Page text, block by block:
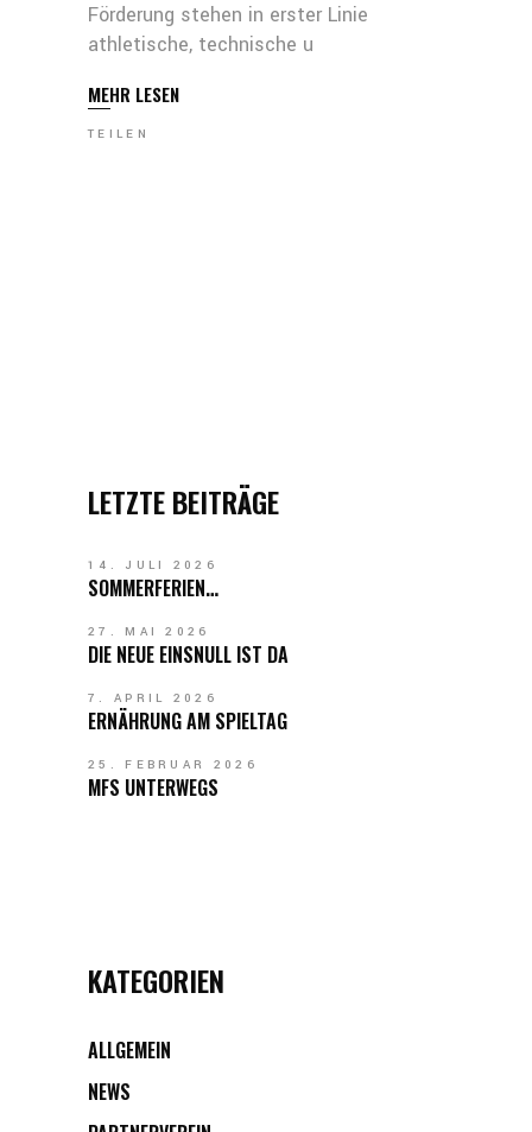
Förderung stehen in erster Linie
athletische, technische u
MEHR LESEN
TEILEN
LETZTE BEITRÄGE
14. JULI 2026
SOMMERFERIEN…
27. MAI 2026
DIE NEUE EINSNULL IST DA
7. APRIL 2026
ERNÄHRUNG AM SPIELTAG
25. FEBRUAR 2026
MFS UNTERWEGS
KATEGORIEN
ALLGEMEIN
NEWS